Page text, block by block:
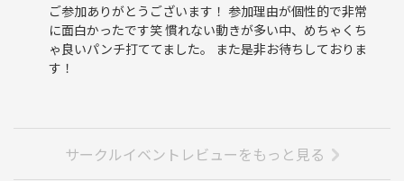
ご参加ありがとうございます！ 参加理由が個性的で非常
に面白かったです笑 慣れない動きが多い中、めちゃくち
ゃ良いパンチ打ててました。 また是非お待ちしておりま
す！
サークルイベントレビューをもっと見る